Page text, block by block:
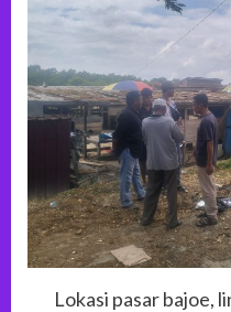
Lokasi pasar bajoe,